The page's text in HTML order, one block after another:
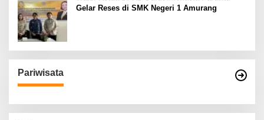
Gelar Reses di SMK Negeri 1 Amurang
Pariwisata